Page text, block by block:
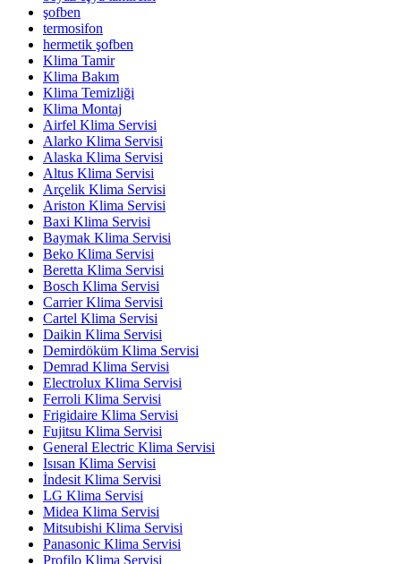
şofben
termosifon
hermetik şofben
Klima Tamir
Klima Bakım
Klima Temizliği
Klima Montaj
Airfel Klima Servisi
Alarko Klima Servisi
Alaska Klima Servisi
Altus Klima Servisi
Arçelik Klima Servisi
Ariston Klima Servisi
Baxi Klima Servisi
Baymak Klima Servisi
Beko Klima Servisi
Beretta Klima Servisi
Bosch Klima Servisi
Carrier Klima Servisi
Cartel Klima Servisi
Daikin Klima Servisi
Demirdöküm Klima Servisi
Demrad Klima Servisi
Electrolux Klima Servisi
Ferroli Klima Servisi
Frigidaire Klima Servisi
Fujitsu Klima Servisi
General Electric Klima Servisi
Isısan Klima Servisi
İndesit Klima Servisi
LG Klima Servisi
Midea Klima Servisi
Mitsubishi Klima Servisi
Panasonic Klima Servisi
Profilo Klima Servisi